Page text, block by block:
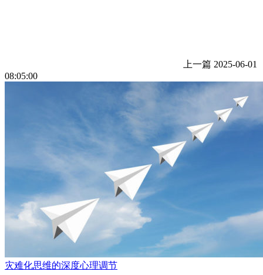
上一篇 2025-06-01
08:05:00
灾难化思维的深度心理调节